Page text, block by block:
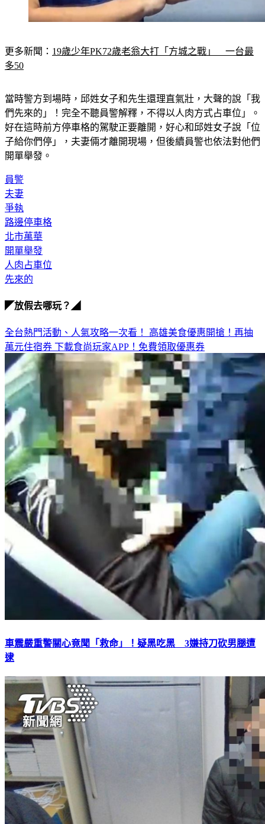
更多新聞： 19歲少年PK72歲老翁大打「方城之戰」　一台最
多50
當時警方到場時，邱姓女子和先生還理直氣壯，大聲的說「我
們先來的」！完全不聽員警解釋，不得以人肉方式占車位」。
好在這時前方停車格的駕駛正要離開，好心和邱姓女子說「位
子給你們停」，夫妻倆才離開現場，但後續員警也依法對他們
開單舉發。
員警
夫妻
爭執
路邊停車格
北市萬華
開單舉發
人肉占車位
先來的
◤放假去哪玩？◢
全台熱門活動、人氣攻略一次看！ 高雄美食優惠開搶！再抽
萬元住宿券 下載食尚玩家APP！免費領取優惠券
車震嚴重警關心竟聞「救命」！疑黑吃黑 3嫌持刀砍男腿遭
逮